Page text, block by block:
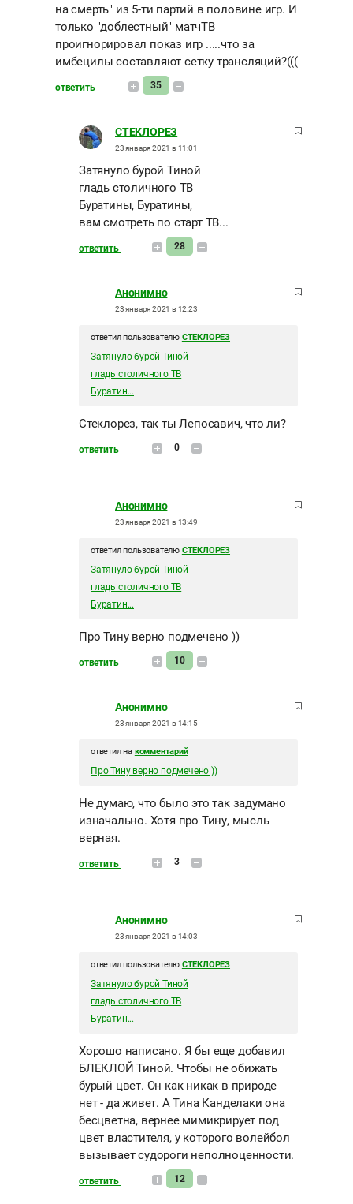
на смерть" из 5-ти партий в половине игр. И
только "доблестный" матчТВ
проигнорировал показ игр .....что за
имбецилы составляют сетку трансляций?(((
ответить 35
СТЕКЛОРЕЗ
23 января 2021 в 11:01
Затянуло бурой Тиной
гладь столичного ТВ
Буратины, Буратины,
вам смотреть по старт ТВ...
ответить 28
Анонимно
23 января 2021 в 12:23
ответил пользователю СТЕКЛОРЕЗ
Затянуло бурой Тиной
гладь столичного ТВ
Буратин...
Стеклорез, так ты Лепосавич, что ли?
ответить 0
Анонимно
23 января 2021 в 13:49
ответил пользователю СТЕКЛОРЕЗ
Затянуло бурой Тиной
гладь столичного ТВ
Буратин...
Про Тину верно подмечено ))
ответить 10
Анонимно
23 января 2021 в 14:15
ответил на комментарий
Про Тину верно подмечено ))
Не думаю, что было это так задумано
изначально. Хотя про Тину, мысль
верная.
ответить 3
Анонимно
23 января 2021 в 14:03
ответил пользователю СТЕКЛОРЕЗ
Затянуло бурой Тиной
гладь столичного ТВ
Буратин...
Хорошо написано. Я бы еще добавил
БЛЕКЛОЙ Тиной. Чтобы не обижать
бурый цвет. Он как никак в природе
нет - да живет. А Тина Канделаки она
бесцветна, вернее мимикрирует под
цвет властителя, у которого волейбол
вызывает судороги неполноценности.
ответить 12